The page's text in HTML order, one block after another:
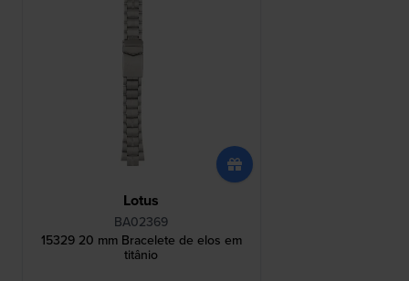
Lotus
BA02369
15329 20 mm Bracelete de elos em
titânio